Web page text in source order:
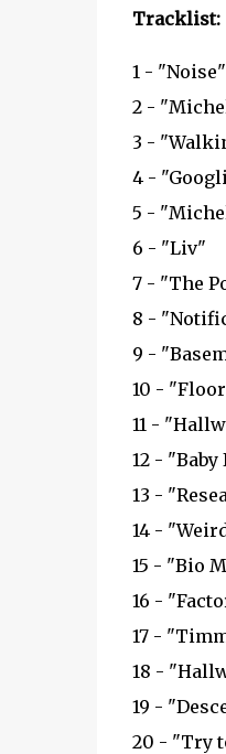
Tracklist:
1 - "Noise"
2 -
3 -
4 -
5 -
6 - "Liv"
7 - "The
8 -
9 -
10 -
11 -
12 -
13 -
14 -
15 - "Bio
16 -
17 -
18 -
19 -
20 - "Try